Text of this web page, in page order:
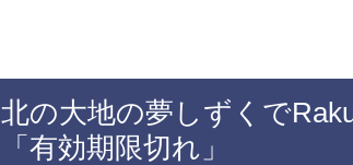
北の大地の夢しずくで
「有効期限切れ」